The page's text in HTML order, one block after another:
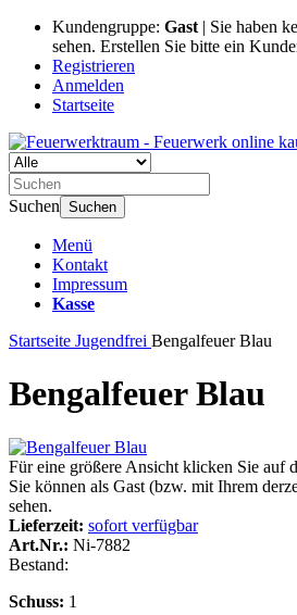
Kundengruppe: Gast | Sie haben
sehen. Erstellen Sie bitte ein
Registrieren
Anmelden
Startseite
Suchen Suchen
Menü
Kontakt
Impressum
Kasse
Startseite Jugendfrei Bengalfeuer Blau
Bengalfeuer Blau
Für eine größere Ansicht klicken Sie auf
Sie können als Gast (bzw. mit Ihrem
sehen.
Lieferzeit: sofort verfügbar
Art.Nr.: Ni-7882
Bestand:
Schuss: 1